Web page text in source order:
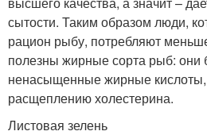
сытости. Таким образом люди,
рацион рыбу, потребляют
полезны жирные сорта рыб: они
ненасыщенные жирные кислоты,
расщеплению холестерина.
Листовая зелень